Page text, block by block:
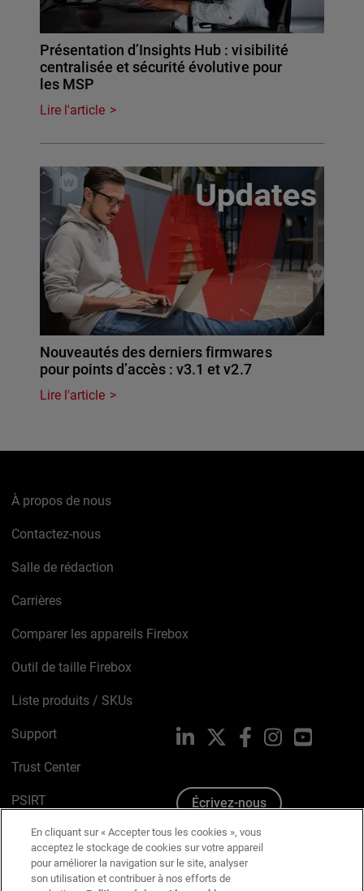
Présentation d’Insights Hub : visibilité
centralisée et sécurité évolutive pour
les MSP
Lire l'article
Nouveautés des derniers firmwares
pour points d’accès : v3.1 et v2.7
Lire l'article
À propos de nous
Contactez-nous
Salle de rédaction
Carrières
Comparer les appareils Firebox
Outil de taille Firebox
Liste produits / SKUs
Support
Trust Center
PSIRT
Avis sur les cookies
Politique de confidentialité
LinkedIn FacebookInstagramYouTube
Écrivez-nous
En cliquant sur « Accepter tous les cookies », vous
acceptez le stockage de cookies sur votre appareil
pour améliorer la navigation sur le site, analyser
son utilisation et contribuer à nos efforts de